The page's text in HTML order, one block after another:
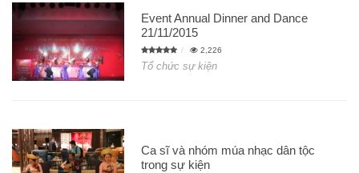
Event Annual Dinner and Dance
21/11/2015
2,226
Tổ chức sự kiện
Ca sĩ và nhóm múa nhạc dân tộc
trong sự kiện